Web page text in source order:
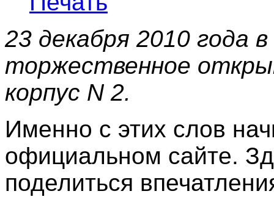
23 декабря 2010 года
торжественное
корпус N 2.
Именно с этих слов
официальном сайте.
поделиться